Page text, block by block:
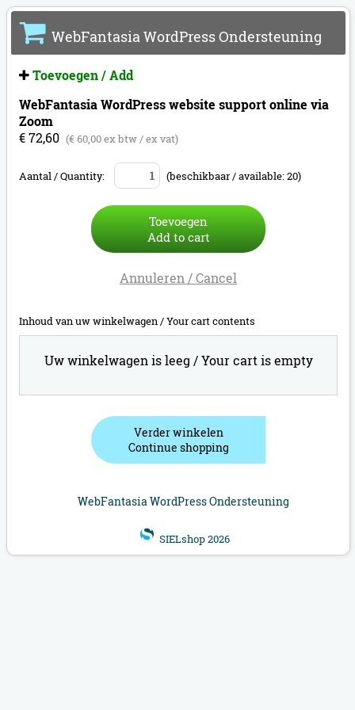
WebFantasia WordPress Ondersteuning
Toevoegen / Add
WebFantasia WordPress website support online via
Zoom
€ 72,60 (€ 60,00 ex btw / ex vat)
Aantal / Quantity: (beschikbaar / available: 20)
Toevoegen
Add to cart
Annuleren / Cancel
Inhoud van uw winkelwagen /Your cart contents
Uw winkelwagen is leeg / Your cart is empty
Verder winkelen
Continue shopping
WebFantasia WordPress Ondersteuning
SIELshop 2026